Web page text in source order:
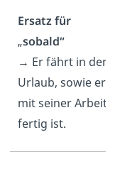
Ersatz für
„sobald“
→ Er fährt in den
Urlaub, sowie er
mit seiner Arbeit
fertig ist.